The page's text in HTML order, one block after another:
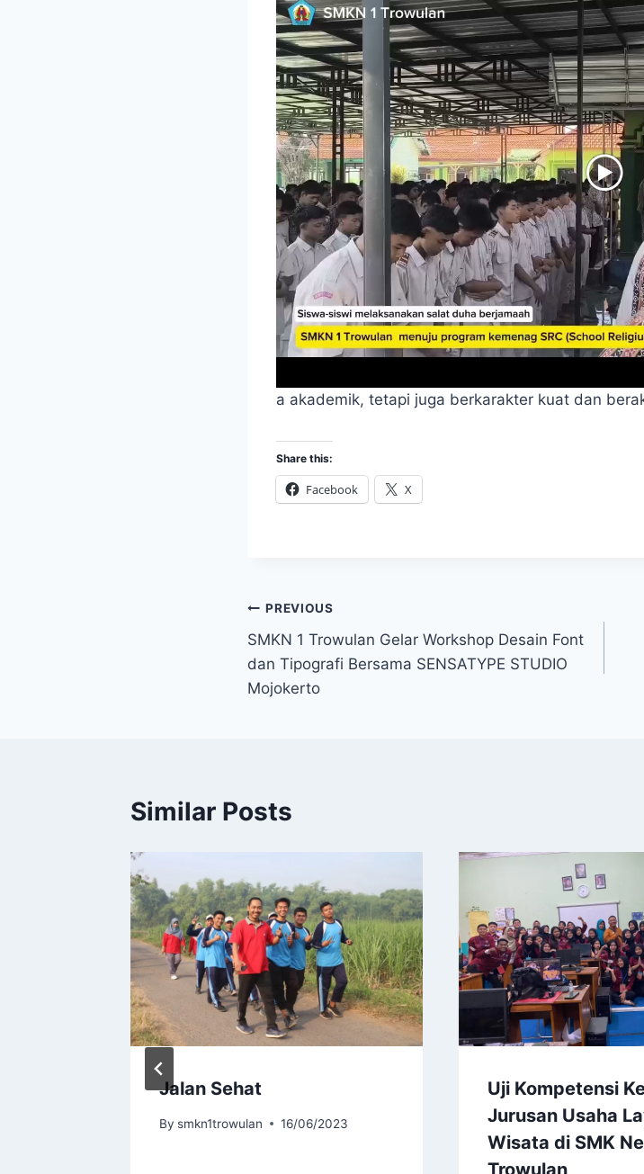
a akademik, tetapi juga berkarakter kuat dan
Share this:
Facebook X
Post
navigation
PREVIOUS
SMKN 1 Trowulan Gelar Workshop Desain Font
dan Tipografi Bersama SENSATYPE STUDIO
Mojokerto
Similar Posts
Jalan Sehat
By smkn1trowulan 16/06/2023
Uji Kompetensi
Jurusan Usaha
Wisata di SMK
Trowulan